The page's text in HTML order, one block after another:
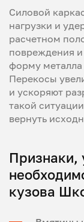
Силовой
нагрузки и
расчетном
повреждения
форму металла
Перекосы
и ускоряют
такой
вернуть
Признаки,
кузова